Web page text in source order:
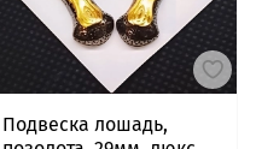
Подвеска лошадь,